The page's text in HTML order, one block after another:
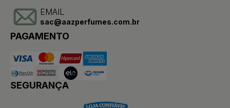
EMAIL
sac@aazperfumes.com.br
PAGAMENTO
SEGURANÇA